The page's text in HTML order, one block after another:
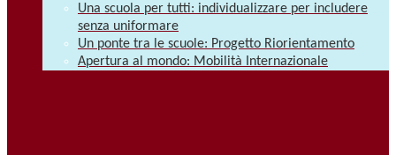
Una scuola per tutti: individualizzare per includere
senza uniformare
Un ponte tra le scuole: Progetto Riorientamento
Apertura al mondo: Mobilità Internazionale